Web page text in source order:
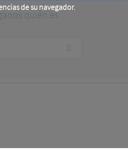
de su navegador.
quién es